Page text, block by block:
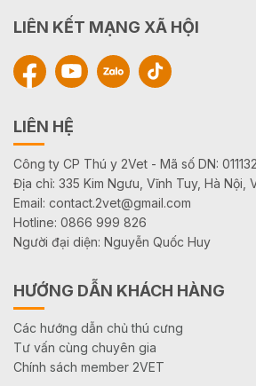
LIÊN KẾT MẠNG XÃ HỘI
LIÊN HỆ
Công ty CP Thú y 2Vet - Mã số DN:
Địa chỉ: 335 Kim Ngưu, Vĩnh Tuy, Hà Nội,
Email: contact.2vet@gmail.com
Hotline: 0866 999 826
Người đại diện: Nguyễn Quốc Huy
HƯỚNG DẪN KHÁCH HÀNG
Các hướng dẫn chủ thú cưng
Tư vấn cùng chuyên gia
Chính sách member 2VET